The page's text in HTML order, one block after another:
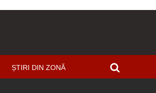
ȘTIRI DIN ZONĂ